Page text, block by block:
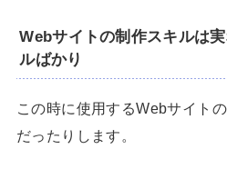
Webサイトの制作スキルは
ルばかり
この時に使用するWebサイト
だったりします。